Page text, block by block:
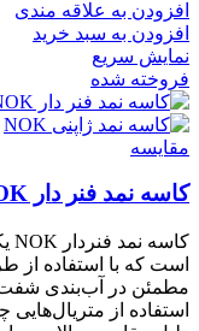
افزودن به علاقه مندی
افزودن به سبد خرید
نمایش سریع
فروخته شده
مقايسه
کاسه نمد فنر دار NOK
است که با استفاده
مطمئن در آب‌بندی